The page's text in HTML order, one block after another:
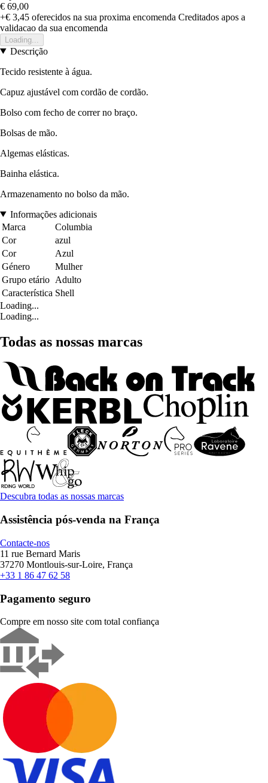
€ 69,00
+€ 3,45 oferecidos na sua proxima encomenda Creditados apos a
validacao da sua encomenda
Loading...
Descrição
Tecido resistente à água.
Capuz ajustável com cordão de cordão.
Bolso com fecho de correr no braço.
Bolsas de mão.
Algemas elásticas.
Bainha elástica.
Armazenamento no bolso da mão.
Informações adicionais
Marca
Columbia
Cor
azul
Cor
Azul
Género
Mulher
Grupo etário Adulto
Característica Shell
Loading...
Loading...
Todas as nossas marcas
Descubra todas as nossas marcas
Assistência pós-venda na França
Contacte-nos
11 rue Bernard Maris
37270 Montlouis-sur-Loire, França
+33 1 86 47 62 58
Pagamento seguro
Compre em nosso site com total confiança